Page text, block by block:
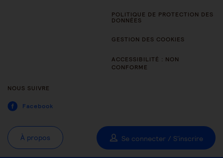
POLITIQUE DE PROTECTION DES
DONNÉES
GESTION DES COOKIES
ACCESSIBILITÉ : NON
CONFORME
NOUS SUIVRE
Facebook
À propos Se connecter / S'inscrire